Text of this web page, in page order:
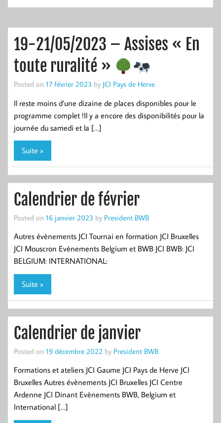
19-21/05/2023 – Assises « En
toute ruralité »
Posted on 17 février 2023 by JCI Pays de Herve
Il reste moins d’une dizaine de places disponibles pour le
programme complet !Il y a encore des disponibilités pour la
journée du samedi et la […]
Suite »
Calendrier de février
Posted on 16 janvier 2023 by President BWB
Autres évènements JCI Tournai en formation JCI Bruxelles
JCI Mouscron Evènements Belgium et BWB JCI BWB: JCI
BELGIUM: INTERNATIONAL:
Suite »
Calendrier de janvier
Posted on 19 décembre 2022 by President BWB
Formations et ateliers JCI Gaume JCI Pays de Herve JCI
Bruxelles Autres évènements JCI Bruxelles JCI Centre
Ardenne JCI Dinant Evènements BWB, Belgium et
International […]